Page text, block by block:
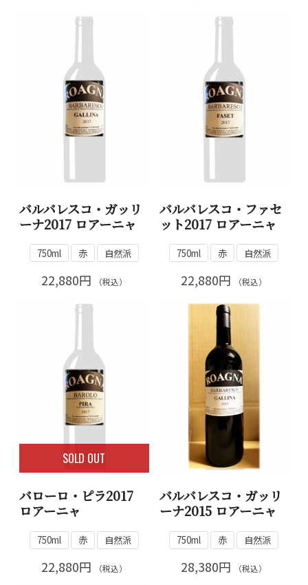
バルバレスコ・ガッリ
ーナ2017 ロアーニャ
750ml 赤 自然派
22,880円 （税込）
バルバレスコ・ファセ
ット2017 ロアーニャ
750ml 赤 自然派
22,880円 （税込）
SOLD OUT
バローロ・ピラ2017
ロアーニャ
750ml 赤 自然派
22,880円 （税込）
バルバレスコ・ガッリ
ーナ2015 ロアーニャ
750ml 赤 自然派
28,380円 （税込）